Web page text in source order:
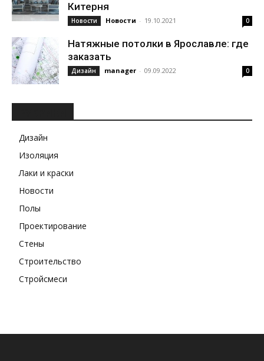
Китерня
Новости Новости - 19.10.2021 0
Натяжные потолки в Ярославле: где
заказать
Дизайн manager - 09.09.2022 0
Дизайн
Изоляция
Лаки и краски
Новости
Полы
Проектирование
Стены
Строительство
Стройсмеси